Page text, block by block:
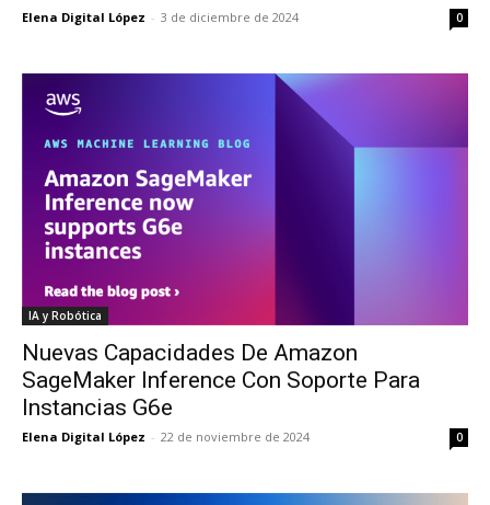
Elena Digital López - 3 de diciembre de 2024 0
IA y Robótica
Nuevas Capacidades De Amazon
SageMaker Inference Con Soporte Para
Instancias G6e
Elena Digital López - 22 de noviembre de 2024 0